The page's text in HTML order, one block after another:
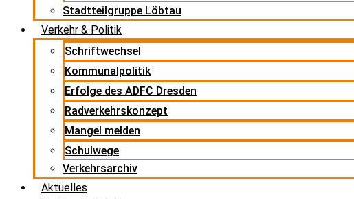
Stadtteilgruppe Löbtau
Verkehr & Politik
Schriftwechsel
Kommunalpolitik
Erfolge des ADFC Dresden
Radverkehrskonzept
Mangel melden
Schulwege
Verkehrsarchiv
Aktuelles